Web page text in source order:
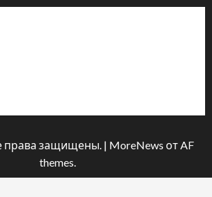
права защищены. | MoreNews от AF
themes.